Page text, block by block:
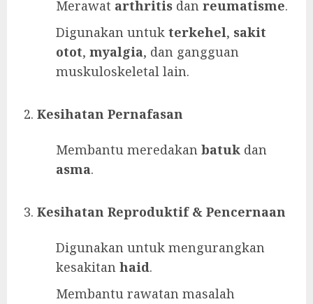
Merawat arthritis dan reumatisme.
Digunakan untuk terkehel, sakit
otot, myalgia, dan gangguan
muskuloskeletal lain.
Kesihatan Pernafasan
Membantu meredakan batuk dan
asma.
Kesihatan Reproduktif & Pencernaan
Digunakan untuk mengurangkan
kesakitan haid.
Membantu rawatan masalah